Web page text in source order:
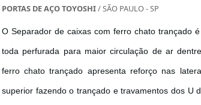
PORTAS DE AÇO TOYOSHI/ SÃO PAULO - SP
O Separador de caixas com ferro chato trançado
toda perfurada para maior circulação de ar
ferro chato trançado apresenta reforço nas
superior fazendo o trançado e travamentos dos U